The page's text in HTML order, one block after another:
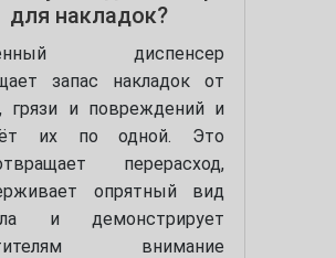
для накладок?
диспенсер
запас накладок от
грязи и повреждений и
их по одной. Это
перерасход,
опрятный вид
и демонстрирует
внимание